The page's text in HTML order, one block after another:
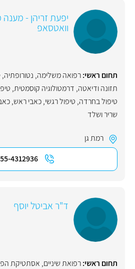
יפעת זריהן - מענה
וואטסאפ
תחום ראשי:רפואה משלימה, נטורופתיה,
תזונה ודיאטה, דרמטולוגיה קוסמטית,
טיפול בחרדה, טיפול רגשי,כאבי ראש,
שריר ושלד
רמת גן
4312936
ד"ר אביטל יוסף
תחום ראשי:רפואת שיניים, אסתטיקת